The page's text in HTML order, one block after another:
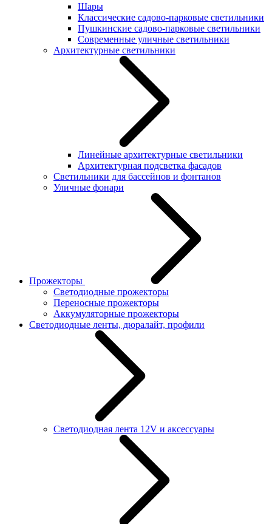
Шары
Классические садово-парковые светильники
Пушкинские садово-парковые светильники
Современные уличные светильники
Архитектурные светильники
Линейные архитектурные светильники
Архитектурная подсветка фасадов
Светильники для бассейнов и фонтанов
Уличные фонари
Прожекторы
Светодиодные прожекторы
Переносные прожекторы
Аккумуляторные прожекторы
Светодиодные ленты, дюралайт, профили
Светодиодная лента 12V и аксессуары